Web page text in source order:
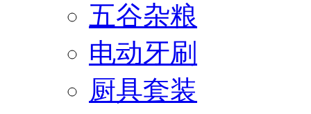
五谷杂粮
电动牙刷
厨具套装